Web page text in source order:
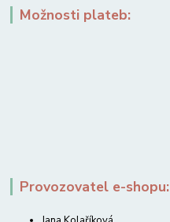
Možnosti plateb:
Provozovatel e-shopu: